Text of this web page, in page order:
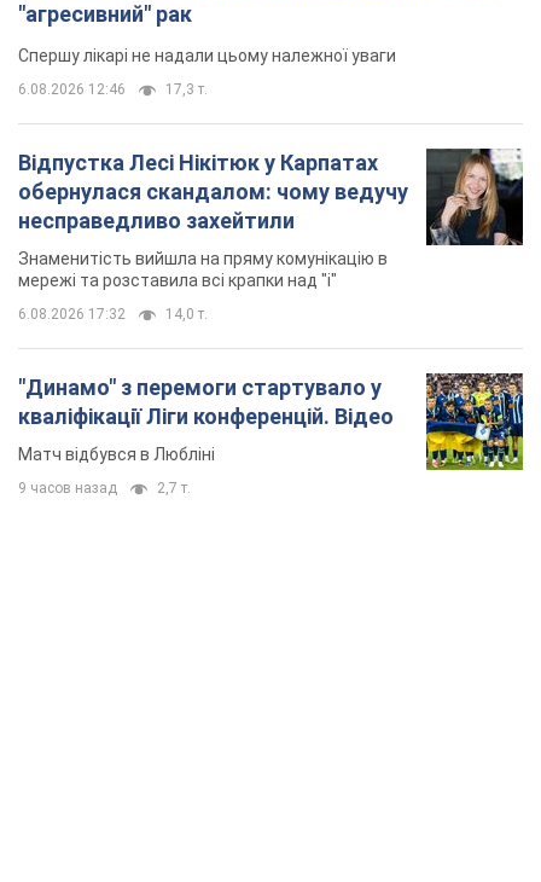
"агресивний" рак
Спершу лікарі не надали цьому належної уваги
6.08.2026 12:46 17,3 т.
Відпустка Лесі Нікітюк у Карпатах
обернулася скандалом: чому ведучу
несправедливо захейтили
Знаменитість вийшла на пряму комунікацію в
мережі та розставила всі крапки над "і"
6.08.2026 17:32 14,0 т.
"Динамо" з перемоги стартувало у
кваліфікації Ліги конференцій. Відео
Матч відбувся в Любліні
9 часов назад 2,7 т.